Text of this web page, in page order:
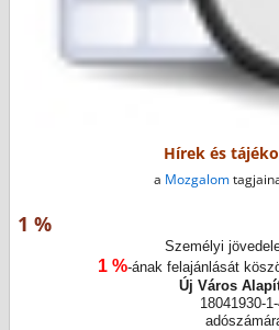
Hírek és
a Mozgalom
1 %
Személyi
1 %-ának felajánlását
Új Város
18041930-